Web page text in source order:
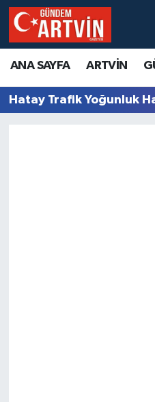
ANA SAYFA ARTVİN
Hatay Trafik Yoğunluk